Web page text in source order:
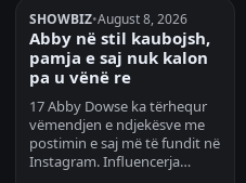
SHOWBIZ•August 8, 2026
Abby në stil kaubojsh,
pamja e saj nuk kalon
pa u vënë re
17 Abby Dowse ka tërhequr
vëmendjen e ndjekësve me
postimin e saj më të fundit në
Instagram. Influencerja…